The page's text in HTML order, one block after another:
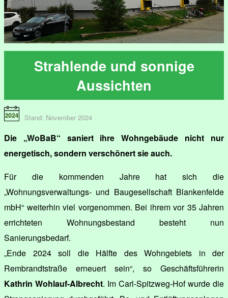
Strahlende und sonnige
Aussichten
Stand: November 2024
Die „WoBaB“ saniert ihre Wohngebäude nicht nur
energetisch, sondern verschönert sie auch.
Für die kommenden Jahre hat sich die
„Wohnungsverwaltungs- und Baugesellschaft Blankenfelde
mbH“ weiterhin viel vorgenommen. Bei ihrem vor 35 Jahren
errichteten Wohnungsbestand besteht nun
Sanierungsbedarf.
„Ende 2024 soll die Hälfte des Wohngebiets in der
Rembrandtstraße erneuert sein“, so Geschäftsführerin
Kathrin Wohlauf-Albrecht. Im Carl-Spitzweg-Hof wurde die